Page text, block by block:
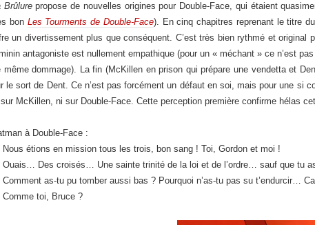
Brûlurepropose de nouvelles origines pour Double-Face, qui étaient
bon Les Tourments de Double-Face). En cinq chapitres reprenant le titre
un divertissement plus que conséquent. C’est très bien rythmé et
antagoniste est nullement empathique (pour un « méchant » ce n’est
même dommage). La fin (McKillen en prison qui prépare une vendetta et
le sort de Dent. Ce n’est pas forcément un défaut en soi, mais pour une si
McKillen, ni sur Double-Face. Cette perception première confirme hélas
à Double-Face :
étions en mission tous les trois, bon sang ! Toi, Gordon et moi !
Des croisés… Une sainte trinité de la loi et de l’ordre… sauf que tu
as-tu pu tomber aussi bas ? Pourquoi n’as-tu pas su t’endurcir…
toi, Bruce ?